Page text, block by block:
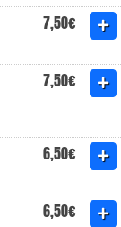
7,50€
7,50€
6,50€
6,50€